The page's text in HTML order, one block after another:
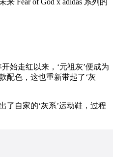
始走红以来，‘元祖灰’便成为
配色，这也重新带起了‘灰
自家的‘灰系’运动鞋，过程